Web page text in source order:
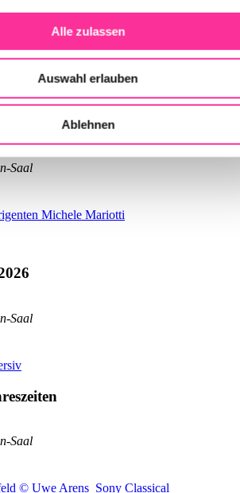
Alle zulassen
Auswahl erlauben
Ablehnen
LLC
Saal
Saal
Saal